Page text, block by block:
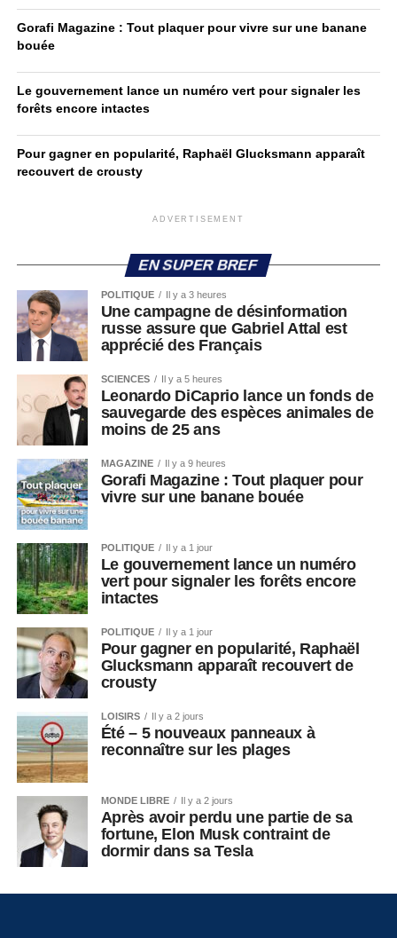
Gorafi Magazine : Tout plaquer pour vivre sur une banane
bouée
Le gouvernement lance un numéro vert pour signaler les
forêts encore intactes
Pour gagner en popularité, Raphaël Glucksmann apparaît
recouvert de crousty
ADVERTISEMENT
EN SUPER BREF
POLITIQUE Il y a 3 heures
Une campagne de désinformation
russe assure que Gabriel Attal est
apprécié des Français
SCIENCES Il y a 5 heures
Leonardo DiCaprio lance un fonds de
sauvegarde des espèces animales de
moins de 25 ans
MAGAZINE Il y a 9 heures
Gorafi Magazine : Tout plaquer pour
vivre sur une banane bouée
POLITIQUE Il y a 1 jour
Le gouvernement lance un numéro
vert pour signaler les forêts encore
intactes
POLITIQUE Il y a 1 jour
Pour gagner en popularité, Raphaël
Glucksmann apparaît recouvert de
crousty
LOISIRS Il y a 2 jours
Été – 5 nouveaux panneaux à
reconnaître sur les plages
MONDE LIBRE Il y a 2 jours
Après avoir perdu une partie de sa
fortune, Elon Musk contraint de
dormir dans sa Tesla